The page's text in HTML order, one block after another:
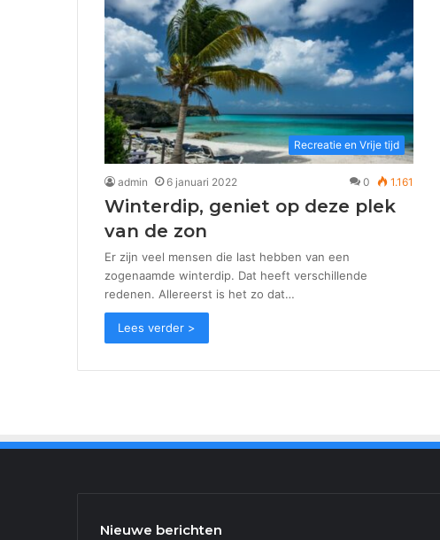
Recreatie en Vrije tijd
admin 6 januari 2022 0 1.161
Winterdip, geniet op deze plek
van de zon
Er zijn veel mensen die last hebben van een
zogenaamde winterdip. Dat heeft verschillende
redenen. Allereerst is het zo dat…
Lees verder >
Nieuwe berichten